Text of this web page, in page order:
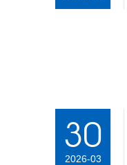
30
2026-03